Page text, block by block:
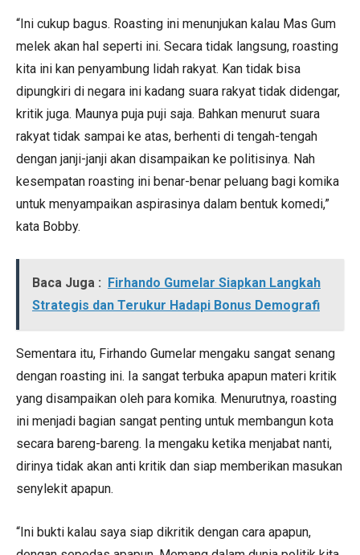
“Ini cukup bagus. Roasting ini menunjukan kalau Mas Gum
melek akan hal seperti ini. Secara tidak langsung, roasting
kita ini kan penyambung lidah rakyat. Kan tidak bisa
dipungkiri di negara ini kadang suara rakyat tidak didengar,
kritik juga. Maunya puja puji saja. Bahkan menurut suara
rakyat tidak sampai ke atas, berhenti di tengah-tengah
dengan janji-janji akan disampaikan ke politisinya. Nah
kesempatan roasting ini benar-benar peluang bagi komika
untuk menyampaikan aspirasinya dalam bentuk komedi,”
kata Bobby.
Baca Juga : Firhando Gumelar Siapkan Langkah
Strategis dan Terukur Hadapi Bonus Demografi
Sementara itu, Firhando Gumelar mengaku sangat senang
dengan roasting ini. Ia sangat terbuka apapun materi kritik
yang disampaikan oleh para komika. Menurutnya, roasting
ini menjadi bagian sangat penting untuk membangun kota
secara bareng-bareng. Ia mengaku ketika menjabat nanti,
dirinya tidak akan anti kritik dan siap memberikan masukan
senylekit apapun.
“Ini bukti kalau saya siap dikritik dengan cara apapun,